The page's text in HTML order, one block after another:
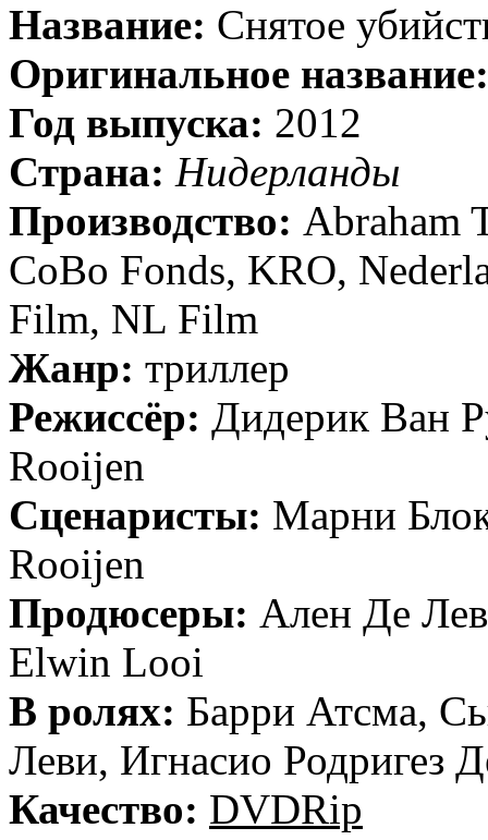
Название: Снятое
Оригинальное название:
Год выпуска: 2012
Страна: Нидерланды
Производство: Abraham
CoBo Fonds, KRO,
Film, NL Film
Жанр: триллер
Режиссёр: Дидерик Ван
Rooijen
Сценаристы: Марни
Rooijen
Продюсеры: Ален Де
Elwin Looi
В ролях: Барри Атсма,
Леви, Игнасио Родригез
Качество: DVDRip